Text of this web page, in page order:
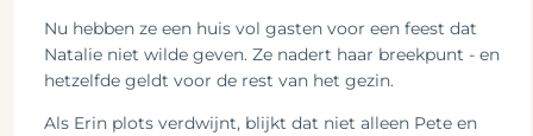
Nu hebben ze een huis vol gasten voor een feest dat
Natalie niet wilde geven. Ze nadert haar breekpunt - en
hetzelfde geldt voor de rest van het gezin.
Als Erin plots verdwijnt, blijkt dat niet alleen Pete en